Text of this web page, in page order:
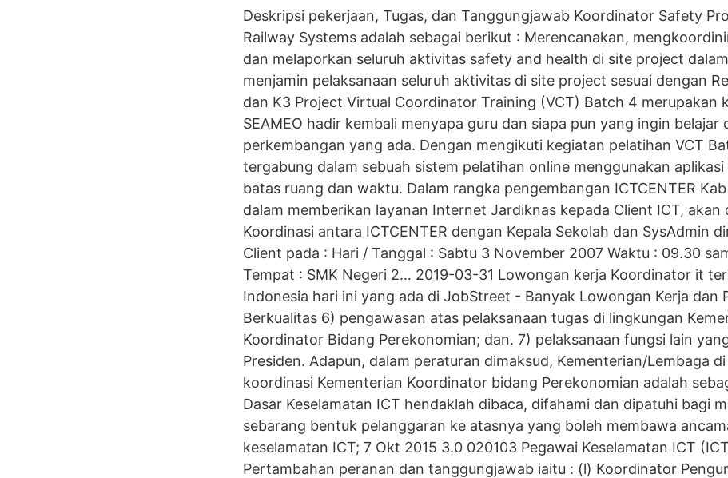
Deskripsi pekerjaan, Tugas, dan Tanggungjawab Koordinator Safety
Railway Systems adalah sebagai berikut : Merencanakan,
dan melaporkan seluruh aktivitas safety and health di site project
menjamin pelaksanaan seluruh aktivitas di site project sesuai dengan
dan K3 Project Virtual Coordinator Training (VCT) Batch 4 merupakan
SEAMEO hadir kembali menyapa guru dan siapa pun yang ingin belajar
perkembangan yang ada. Dengan mengikuti kegiatan pelatihan VCT
tergabung dalam sebuah sistem pelatihan online menggunakan
batas ruang dan waktu. Dalam rangka pengembangan ICTCENTER
dalam memberikan layanan Internet Jardiknas kepada Client ICT, akan
Koordinasi antara ICTCENTER dengan Kepala Sekolah dan SysAdmin
Client pada : Hari / Tanggal : Sabtu 3 November 2007 Waktu : 09.30
Tempat : SMK Negeri 2… 2019-03-31 Lowongan kerja Koordinator it
Indonesia hari ini yang ada di JobStreet - Banyak Lowongan Kerja dan
Berkualitas 6) pengawasan atas pelaksanaan tugas di lingkungan
Koordinator Bidang Perekonomian; dan. 7) pelaksanaan fungsi lain
Presiden. Adapun, dalam peraturan dimaksud, Kementerian/Lembaga
koordinasi Kementerian Koordinator bidang Perekonomian adalah
Dasar Keselamatan ICT hendaklah dibaca, difahami dan dipatuhi bagi
sebarang bentuk pelanggaran ke atasnya yang boleh membawa
keselamatan ICT; 7 Okt 2015 3.0 020103 Pegawai Keselamatan ICT
Pertambahan peranan dan tanggungjawab iaitu : (l) Koordinator